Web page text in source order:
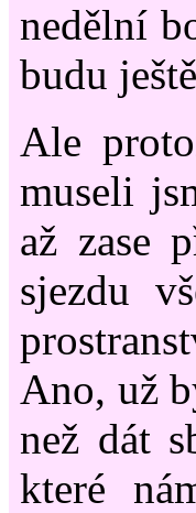
nedělní
budu
Ale
museli
až zase
sjezdu
Ano, už
než dát
které